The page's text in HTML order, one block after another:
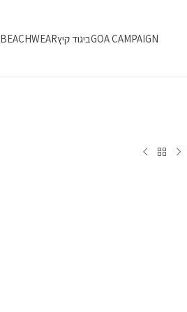
GOA CAMPAIGNביגוד קיץBEACHWEAR